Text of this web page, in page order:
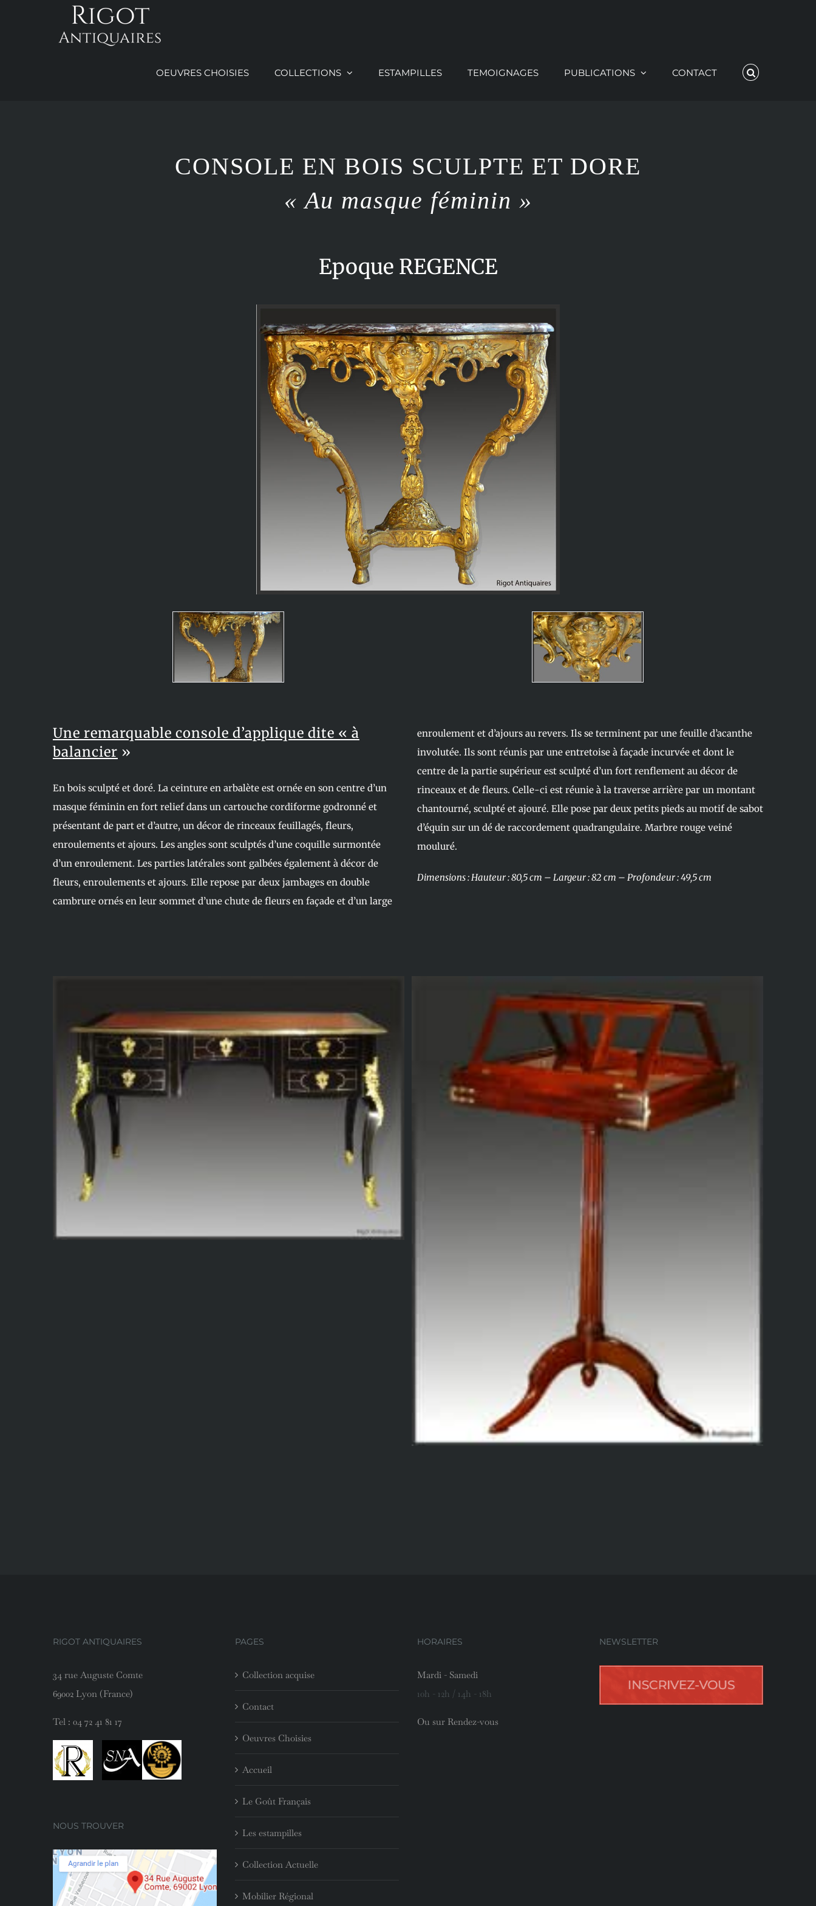
OEUVRES CHOISIES COLLECTIONS ESTAMPILLES TEMOIGNAGES PUBLICATIONS CONTACT
CONSOLE EN BOIS SCULPTE ET DORE
« Au masque féminin »
Epoque REGENCE
Une remarquable console d’applique dite « à
balancier »
En bois sculpté et doré. La ceinture en arbalète est ornée en son centre d’un
masque féminin en fort relief dans un cartouche cordiforme godronné et
présentant de part et d’autre, un décor de rinceaux feuillagés, fleurs,
enroulements et ajours. Les angles sont sculptés d’une coquille surmontée
d’un enroulement. Les parties latérales sont galbées également à décor de
fleurs, enroulements et ajours. Elle repose par deux jambages en double
cambrure ornés en leur sommet d’une chute de fleurs en façade et d’un large
enroulement et d’ajours au revers. Ils se terminent par une feuille d’acanthe
involutée. Ils sont réunis par une entretoise à façade incurvée et dont le
centre de la partie supérieur est sculpté d’un fort renflement au décor de
rinceaux et de fleurs. Celle-ci est réunie à la traverse arrière par un montant
chantourné, sculpté et ajouré. Elle pose par deux petits pieds au motif de sabot
d’équin sur un dé de raccordement quadrangulaire. Marbre rouge veiné
mouluré.
Dimensions : Hauteur : 80,5 cm – Largeur : 82 cm – Profondeur : 49,5 cm
RIGOT ANTIQUAIRES
34 rue Auguste Comte
69002 Lyon (France)
Tel : 04 72 41 81 17
NOUS TROUVER
PAGES
Collection acquise
Contact
Oeuvres Choisies
Accueil
Le Goût Français
Les estampilles
Collection Actuelle
Mobilier Régional
HORAIRES
Mardi - Samedi
10h - 12h / 14h - 18h
Ou sur Rendez-vous
NEWSLETTER